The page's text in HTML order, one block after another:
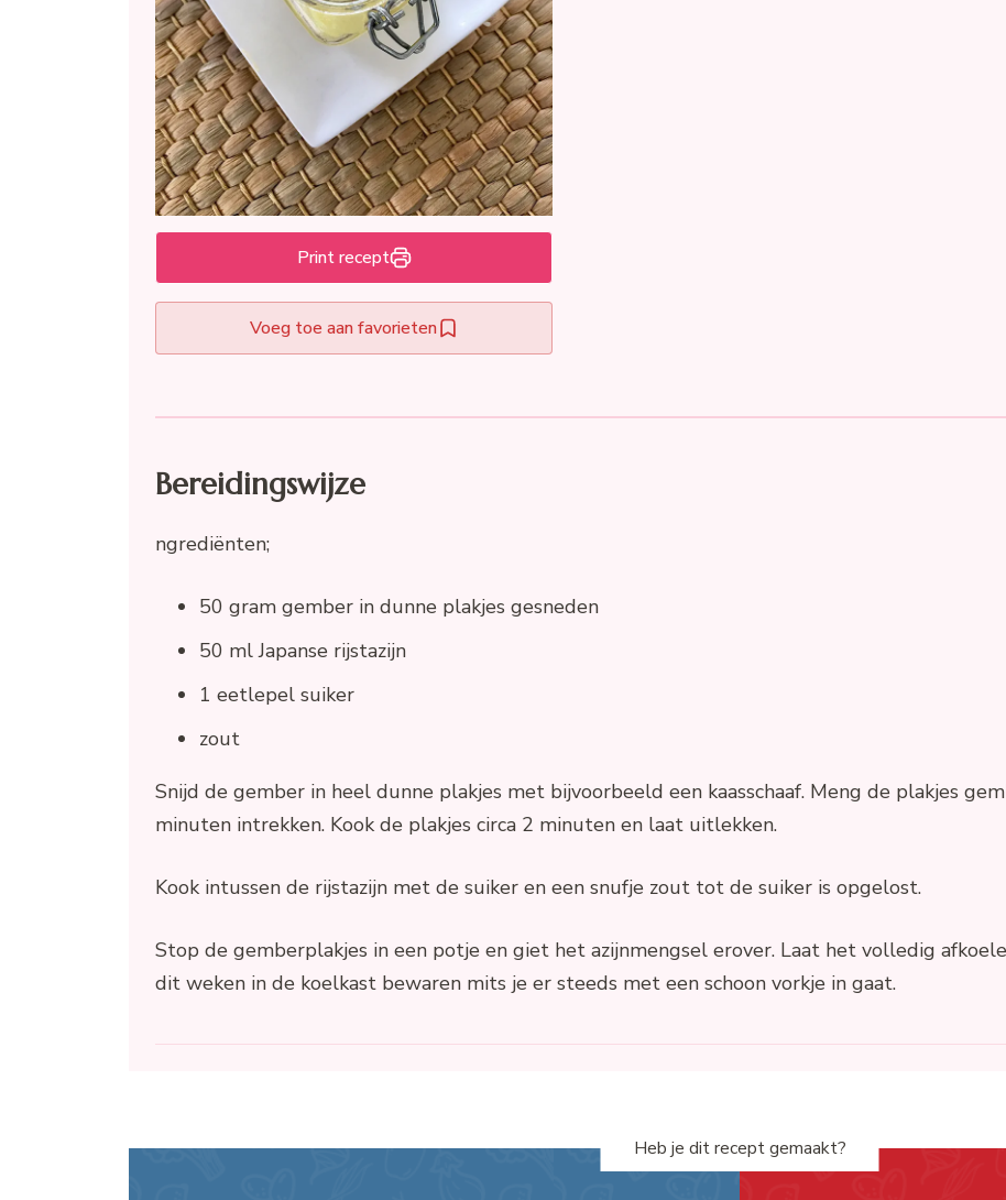
Print recept
Voeg toe aan favorieten
Bereidingswijze
ngrediënten;
50 gram gember in dunne plakjes gesneden
50 ml Japanse rijstazijn
1 eetlepel suiker
zout
Snijd de gember in heel dunne plakjes met bijvoorbeeld een kaasschaaf. Meng de plakjes
minuten intrekken. Kook de plakjes circa 2 minuten en laat uitlekken.
Kook intussen de rijstazijn met de suiker en een snufje zout tot de suiker is opgelost.
Stop de gemberplakjes in een potje en giet het azijnmengsel erover. Laat het volledig
dit weken in de koelkast bewaren mits je er steeds met een schoon vorkje in gaat.
Heb je dit recept gemaakt?